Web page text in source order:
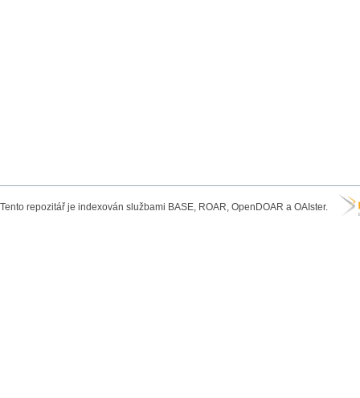
Tento repozitář je indexován službami BASE, ROAR, OpenDOAR a OAIster.